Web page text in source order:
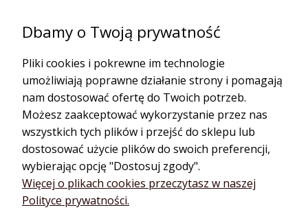
Olejki eteryczne
Olejki relaksacyjne
Olejki drzewne
Liściaste
Eukaliptus
Drzewo herbaciane
Drzewo różane
Mirt
Iglaste / leśne
Cyprys
Jałowiec
Kunzea
Majeranek
Melisa
Mięta
Oregano
Paczula
Pieprz
Pietruszka
Rozmaryn
Szałwia
Dbamy o Twoją prywatność
Pliki cookies i pokrewne im technologie
umożliwiają poprawne działanie strony i pomagają
nam dostosować ofertę do Twoich potrzeb.
Możesz zaakceptować wykorzystanie przez nas
wszystkich tych plików i przejść do sklepu lub
dostosować użycie plików do swoich preferencji,
wybierając opcję "Dostosuj zgody".
Więcej o plikach cookies przeczytasz w naszej
Polityce prywatności.